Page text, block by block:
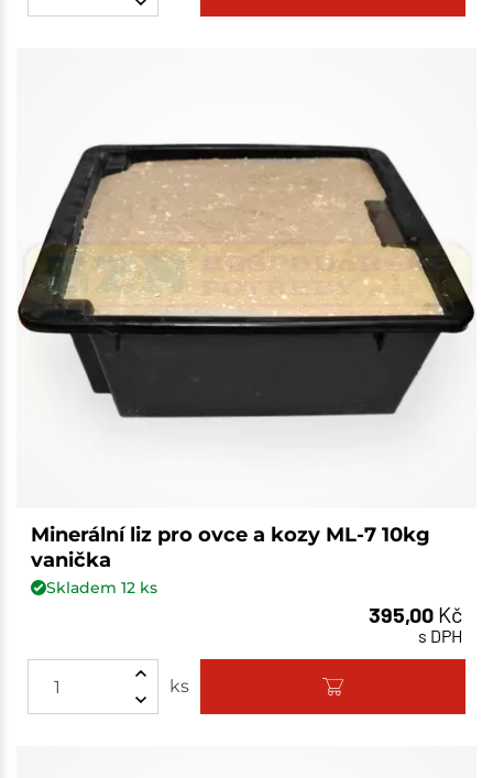
Minerální liz pro ovce a kozy ML-7 10kg
vanička
Skladem 12ks
395,00 Kč
s DPH
ks